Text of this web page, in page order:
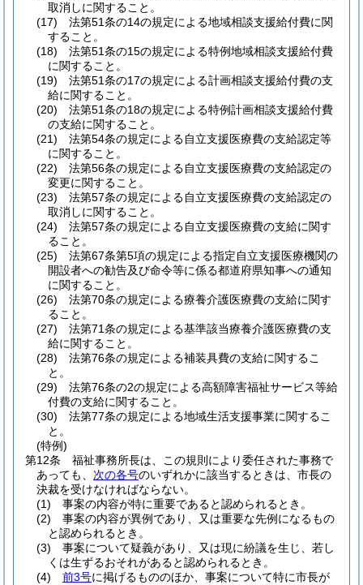
取消しに関すること。
(17)
法第51条の14の規定による地域相談支援給付費に関
すること。
(18)
法第51条の15の規定による特例地域相談支援給付費
に関すること。
(19)
法第51条の17の規定による計画相談支援給付費の支
給に関すること。
(20)
法第51条の18の規定による特例計画相談支援給付費
の支給に関すること。
(21)
法第54条の規定による自立支援医療費の支給認定等
に関すること。
(22)
法第56条の規定による自立支援医療費の支給認定の
変更に関すること。
(23)
法第57条の規定による自立支援医療費の支給認定の
取消しに関すること。
(24)
法第57条の規定による自立支援医療費の支給に関す
ること。
(25)
法第67条第5項の規定による指定自立支援医療機関の
開設者への勧告及び命令等に係る都道府県知事への通知
に関すること。
(26)
法第70条の規定による療養介護医療費の支給に関す
ること。
(27)
法第71条の規定による基準該当療養介護医療費の支
給に関すること。
(28)
法第76条の規定による補装具費の支給に関するこ
と。
(29)
法第76条の2の規定による高額障害福祉サービス等給
付費の支給に関すること。
(30)
法第77条の規定による地域生活支援事業に関するこ
と。
(特例)
第12条
福祉事務所長は、この規則により委任された事務で
あっても、 次の各号のいずれかに該当するときは、市長の
決裁を受けなければならない。
(1)
事案の内容が特に重要であると認められるとき。
(2)
事案の内容が異例であり、又は重要な先例になるもの
と認められるとき。
(3)
事案について疑義があり、又は現に紛議を生じ、若し
くは生ずるおそれがあると認められるとき。
(4)
前3号に掲げるもののほか、事案について特に市長が